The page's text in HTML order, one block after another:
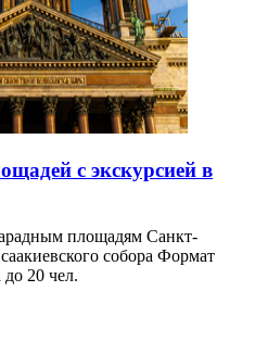
с экскурсией в
площадям Санкт-
собора Формат
20 чел.